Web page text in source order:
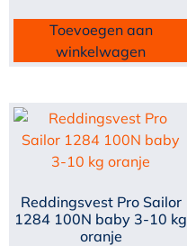
Toevoegen aan
winkelwagen
Reddingsvest Pro Sailor
1284 100N baby 3-10 kg
oranje